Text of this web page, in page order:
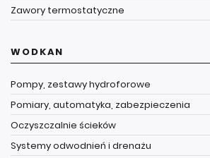
Zawory termostatyczne
WODKAN
Pompy, zestawy hydroforowe
Pomiary, automatyka, zabezpieczenia
Oczyszczalnie ścieków
Systemy odwodnień i drenażu